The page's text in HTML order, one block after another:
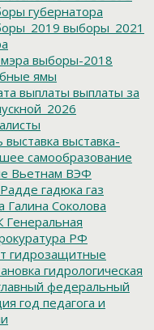
губернатора
выборы_2021
выборы-2018
ямы
выплаты выплаты за
выставка выставка-
самообразование
Вьетнам ВЭФ
гадюка газ
Галина Соколова
Генеральная
РФ
гидрозащитные
гидрологическая
федеральный
год педагога и